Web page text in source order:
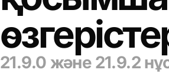
21.9.0 және 21.9.2